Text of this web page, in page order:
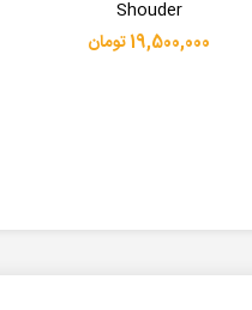
Shouder
19,500,000 تومان